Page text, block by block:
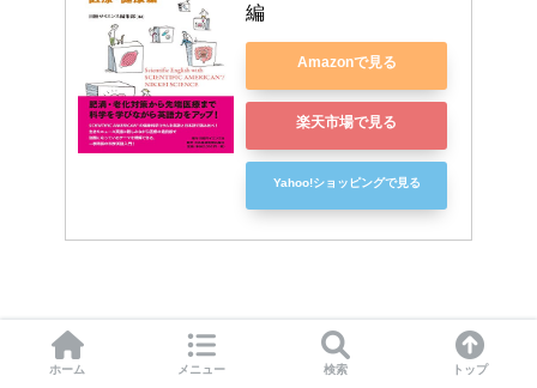
編
Amazonで見る
楽天市場で見る
Yahoo!ショッピングで見る
医学に関するニュース記事を読みながら、医学英語を学べ
ホーム メニュー 検索 トップ